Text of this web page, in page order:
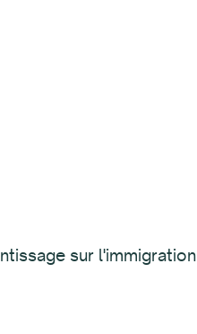
sur l'immigration